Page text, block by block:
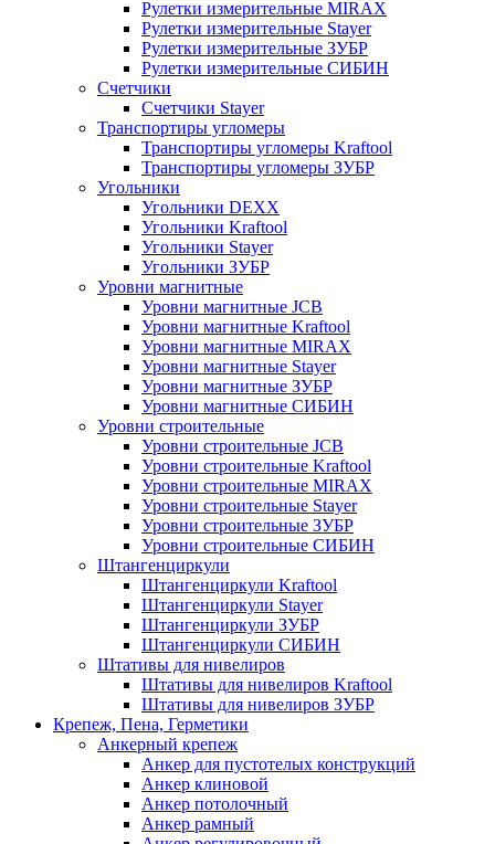
Рулетки измерительные MIRAX
Рулетки измерительные Stayer
Рулетки измерительные ЗУБР
Рулетки измерительные СИБИН
Счетчики
Счетчики Stayer
Транспортиры угломеры
Транспортиры угломеры Kraftool
Транспортиры угломеры ЗУБР
Угольники
Угольники DEXX
Угольники Kraftool
Угольники Stayer
Угольники ЗУБР
Уровни магнитные
Уровни магнитные JCB
Уровни магнитные Kraftool
Уровни магнитные MIRAX
Уровни магнитные Stayer
Уровни магнитные ЗУБР
Уровни магнитные СИБИН
Уровни строительные
Уровни строительные JCB
Уровни строительные Kraftool
Уровни строительные MIRAX
Уровни строительные Stayer
Уровни строительные ЗУБР
Уровни строительные СИБИН
Штангенциркули
Штангенциркули Kraftool
Штангенциркули Stayer
Штангенциркули ЗУБР
Штангенциркули СИБИН
Штативы для нивелиров
Штативы для нивелиров Kraftool
Штативы для нивелиров ЗУБР
Крепеж, Пена, Герметики
Анкерный крепеж
Анкер для пустотелых конструкций
Анкер клиновой
Анкер потолочный
Анкер рамный